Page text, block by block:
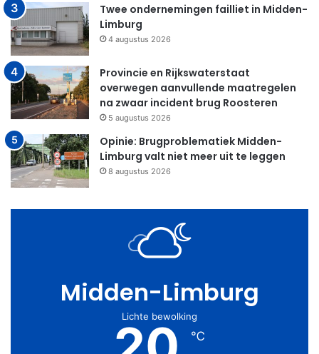
Twee ondernemingen failliet in Midden-
Limburg
4 augustus 2026
Provincie en Rijkswaterstaat
overwegen aanvullende maatregelen
na zwaar incident brug Roosteren
5 augustus 2026
Opinie: Brugproblematiek Midden-
Limburg valt niet meer uit te leggen
8 augustus 2026
Midden-Limburg
Lichte bewolking
℃